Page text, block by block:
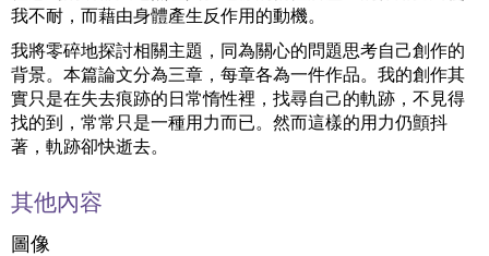
我不耐，而藉由身體產生反作用的動機。
我將零碎地探討相關主題，同為關心的問題思考自己創作的
背景。本篇論文分為三章，每章各為一件作品。我的創作其
實只是在失去痕跡的日常惰性裡，找尋自己的軌跡，不見得
找的到，常常只是一種用力而已。然而這樣的用力仍顫抖
著，軌跡卻快逝去。
其他內容
圖像